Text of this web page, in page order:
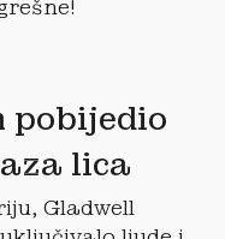
pobijedio
lica
Gladwell